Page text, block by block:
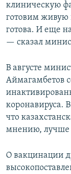
клиническую
готовим живую
готова. И еще
— сказал
В августе
Аймагамбетов
коронавируса.
что
мнению, лучше
О вакцинации